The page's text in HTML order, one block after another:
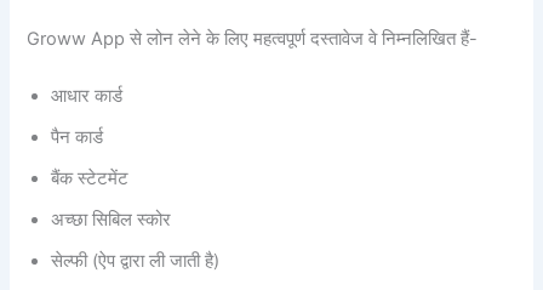
Groww App से लोन लेने के लिए महत्वपूर्ण दस्तावेज वे निम्नलिखित हैं-
आधार कार्ड
पैन कार्ड
बैंक स्टेटमेंट
अच्छा सिबिल स्कोर
सेल्फी (ऐप द्वारा ली जाती है)